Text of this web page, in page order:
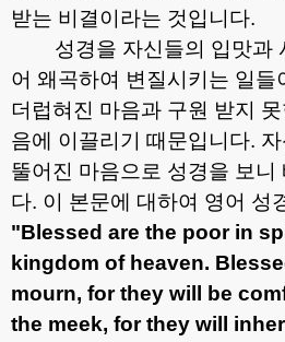
받는 비결이라는 것입니다.
성경을 자신들의 입맛과
어 왜곡하여 변질시키는 일들
더럽혀진 마음과 구원 받지
음에 이끌리기 때문입니다.
뚤어진 마음으로 성경을 보니
다. 이 본문에 대하여 영어 성
"Blessed are the poor in
kingdom of heaven.
mourn, for they will be
the meek, for they will